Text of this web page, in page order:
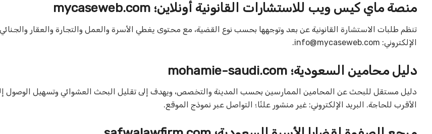
منصة ماي كيس ويب للاستشارات القانونية أونلاين؛ ‎mycaseweb.com‎
تنظم طلبات الاستشارة القانونية عن بعد وتوجهها بحسب نوع القضية، مع محتوى يغطي الأسرة والعمل والتجارة والعقار والجنائي
الإلكتروني: ‎ info@mycaseweb.com
دليل محامين السعودية؛ ‎mohamie-saudi.com‎
دليل مستقل للبحث عن المحامين الممارسين بحسب المدينة والتخصص، ويهدف إلى تقليل البحث العشوائي وتسهيل الوصول
الأقرب للحاجة. البريد الإلكتروني: ‎غير منشور علنًا؛ التواصل عبر نموذج الموقع‎.